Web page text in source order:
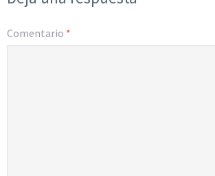
Comentario *